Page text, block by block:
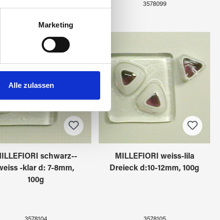
sein können
Präferenzen imAbschnitt
anbieten zu können
Verwendung unserer
Marketing
Alle zulassen
3578099
schwarz--
-klar d: 7-8mm,
100g
MILLEFIORI weiss-lila
Dreieck d:10-12mm, 100g